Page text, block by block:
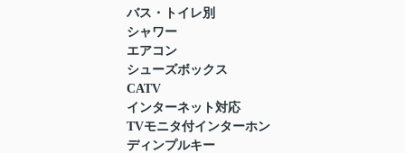
バス・トイレ別
シャワー
エアコン
シューズボックス
CATV
インターネット対応
TVモニタ付インターホン
ディンプルキー